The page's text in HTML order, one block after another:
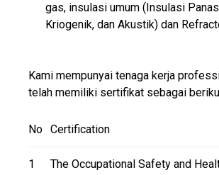
gas, insulasi umum (Insulasi
Kriogenik, dan Akustik) dan
Kami mempunyai tenaga kerja
telah memiliki sertifikat sebagai
No Certification
1
The Occupational Safety and